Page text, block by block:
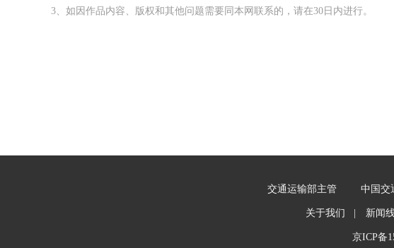
3、如因作品内容、版权和其他问题需要同本网联系的，请在30日内进行。
交通运输部主管 中国交
关于我们 | 新闻
京ICP备